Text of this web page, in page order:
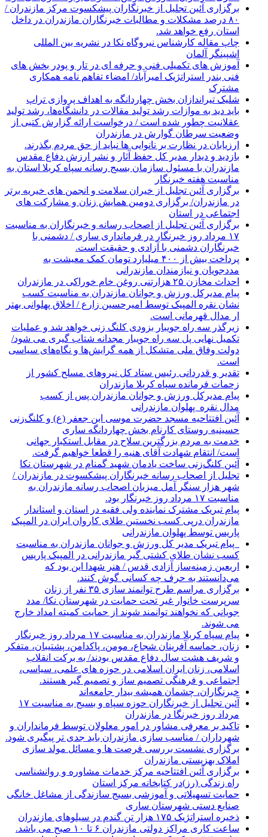
برگزاری آئین تجلیل از خبرنگاران پیشکسوت مرکز مازندران /
۸۰ درصد مشکلات و مطالبات خبرنگاران مازندران در داخل
استان رفع خواهد شد.
چاپ مقاله کارشناس نيروگاه نكا در نشریه بین المللی
اشپینگر آلمان
آموزش های تکمیلی فنی و حرفه ای در تار و پودر بخش های
فنی بندر استراتژیک امیرآباد/ امضاء تفاهم نامه همکاری
مشترک
شلیک تیراندازان بخش چهاردانگه به اهداف پروازی تراپ
باید دید به موازات رشد تولید مقالات در دانشگاه‌ها، رشد تولید
عقلانیت چطور شده است / درخواست ارائه گزارش کتبی از
وضعیت سرطان گوارش در مازندران
ارزیابان در نظارت بر نانوایی ها نباید از حق مردم بگذرند.
بازدید و دیدار مدیر کل حفظ آثار و نشر ارزش دفاع مقدس
مازندران با مسئول سازمان بسیج رسانه سپاه کربلا استان به
مناسبت هفته خبرنگار
برگزاری آئین تجلیل از خیران سلامت و انجمن های خیریه برتر
در مازندران/ برگزاری دومین همایش زنان و مشارکت های
اجتماعی در استان
برگزاری آئین تجلیل از اصحاب رسانه و خبرنگاران به مناسبت
۱۷ مرداد روز خبرنگار در فرمانداری ساری / دشمنی با
خبرنگاران دشمنی با آزادی و حقیقت است.
پرداخت بیش از ۴۰۰ میلیارد تومان کمک معیشت به
مددجویان و نیازمندان مازندرانی
احداث مخازن ۲۵ هزارتنی روغن خام خوراکی در مازندران
پیام مدیرکل ورزش و جوانان مازندران به مناسبت کسب
نشان نقره المپیک توسط امیرحسین زارع / اخلاق پهلوانی بهتر
ار مدال قهرمانی است.
زیرگذر سه راه جویبار بزودی کلنگ زنی خواهد شد و عملیات
تکمیل نهایی پل سه راه جویبار مجدانه شتاب گیری می شود/
دولت وفاق ملی متشکل از همه گرایش‌ها و نگاه‌های سیاسی
است.
تقدیر و قدردانی رئیس ستاد کل نیرو‌های مسلح کشور از
زحمات فرمانده سپاه کربلا مازندران
پیام مدیرکل ورزش و جوانان مازندران پس از کسب
مدال نقره پهلوان مازندرانی
آئین افتتاحیه مسجد حضرت موسی ابن جعفر (ع) و کلنگ‌زنی
حسینیه روستای کارنام بخش چهاردانگه ساری
خدمت به مردم بزرگترین سلاح در مقابل استکبار جهانی
است/ انتقام شهادت آقای هنیه را قطعا خواهیم گرفت.
آئین کلنگ‌زنی ساخت یادمان شهید گمنام در شهرستان نکا
تجلیل از اصحاب رسانه خبرنگاران پیشکسوت در مازندران /
شهر هزار سنگر آمل میزبان اصحاب رسانه مازندران به
مناسبت ۱۷ مرداد روز خبرنگار بود.
پیام تبریک مشترک نماینده ولی فقیه در استان و استاندار
مازندران درپی کسب نخستین طلای کاروان ایران در المپیک
پاریس توسط پهلوان مازندرانی
‍ ‍ پیام تبریک مدیر کل ورزش و جوانان مازندران به مناسبت
کسب نشان طلای کشتی گیر مازندرانی در المپیک پاریس
اربعین زمینه‌ساز آزادی قدس / هنر شهدا این بود که
می‌دانستند به حرف چه کسانی گوش کنند.
برگزاری مراسم طرح توانمند سازی ۳۵ نفر از زنان
سرپرست خانوار غیر تحت حمایت در شهرستان نکا/ مدد
جویانی که نخواهند توانمند شوند از حمایت کمیته امداد خارج
می شوند.
پیام سپاه کربلا مازندران به مناسبت ۱۷ مرداد روز خبرنگار
زنان، حماسه آفرینان شجاع، مومن، پاکدامن، پشتیبان، متفکر
و شریف هشت سال دفاع مقدس بودند/ به برکت انقلاب
اسلامی، زنان ایران اسلامی در حوزه های علمی، سیاسی،
اجتماعی و فرهنگی تصمیم ساز و تصمیم گیر هستند.
خبرنگاران، چشمان همیشه بیدار جامعه‌اند
آئین تجلیل از خبرنگاران حوزه سپاه و بسیج به مناسبت ۱۷
مرداد روز خبرنگا در مازندران
تاکید بر معرفی مشاور در امور معلولان توسط فرمانداران و
شهرداران / مناسب سازی مازندران باید جدی تر پیگیری شود.
برگزاری نشست بررسی فرصت ها و مسائل مولد سازی
املاک بهزیستی مازندران
برگزاری آئین افتتاحیه مرکز خدمات مشاوره و روانشناسی
راه زندگی (رز)در کتابخانه مرکز استان
حمایت تسهیلاتی و آموزشی بسیج سازندگی از مشاغل خانگی
صنایع دستی شهرستان ساری
ذخیره استراتژیک ۱۷۵ هزار تن گندم در سیلوهای مازندران
ساعت کاری مراکز دولتی مازندران ۶ تا ۱۰ صبح می باشد.